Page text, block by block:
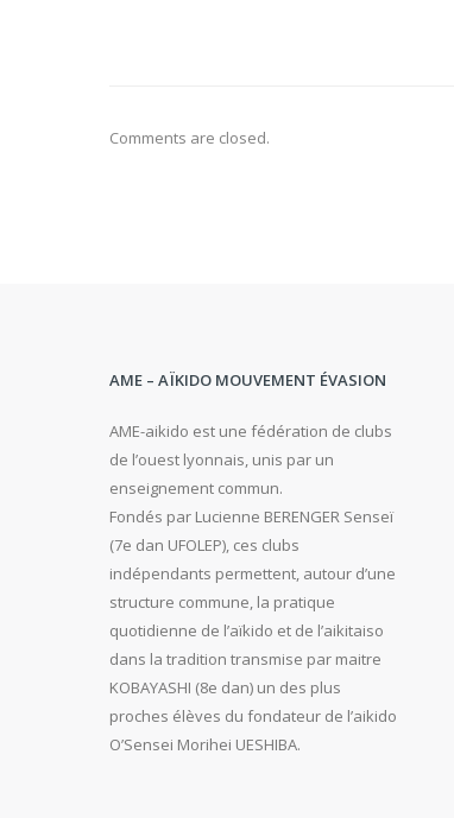
Comments are closed.
AME – AÏKIDO MOUVEMENT ÉVASION
AME-aikido est une fédération de clubs
de l’ouest lyonnais, unis par un
enseignement commun.
Fondés par Lucienne BERENGER Senseï
(7e dan UFOLEP), ces clubs
indépendants permettent, autour d’une
structure commune, la pratique
quotidienne de l’aïkido et de l’aikitaiso
dans la tradition transmise par maitre
KOBAYASHI (8e dan) un des plus
proches élèves du fondateur de l’aikido
O’Sensei Morihei UESHIBA.